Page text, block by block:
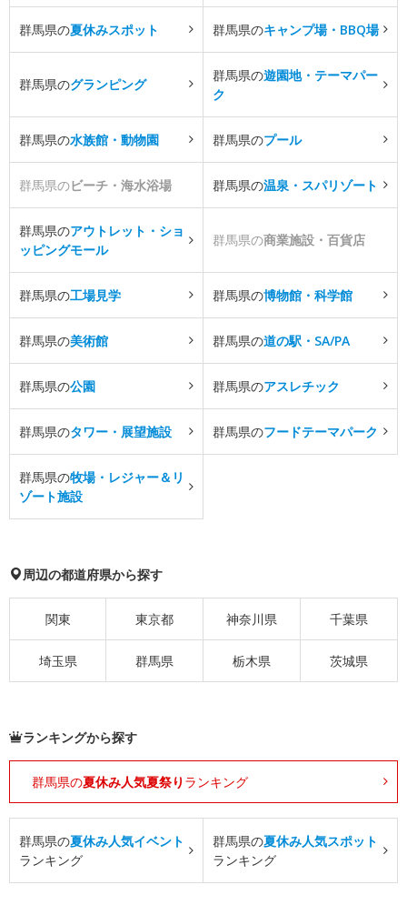
群馬県の夏休みスポット 群馬県のキャンプ場・BBQ場
群馬県のグランピング
群馬県の遊園地・テーマパー
ク
群馬県の水族館・動物園 群馬県のプール
群馬県のビーチ・海水浴場 群馬県の温泉・スパリゾート
群馬県のアウトレット・ショ
ッピングモール
群馬県の商業施設・百貨店
群馬県の工場見学 群馬県の博物館・科学館
群馬県の美術館 群馬県の道の駅・SA/PA
群馬県の公園 群馬県のアスレチック
群馬県のタワー・展望施設 群馬県のフードテーマパーク
群馬県の牧場・レジャー＆リ
ゾート施設
周辺の都道府県から探す
関東 東京都 神奈川県 千葉県
埼玉県 群馬県 栃木県 茨城県
ランキングから探す
群馬県の夏休み人気夏祭り ランキング
群馬県の夏休み人気イベント
ランキング
群馬県の夏休み人気スポット
ランキング